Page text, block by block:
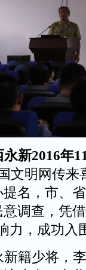
新2016年
文明网传
名，市、
调查，凭
力，成功入
籍少将，